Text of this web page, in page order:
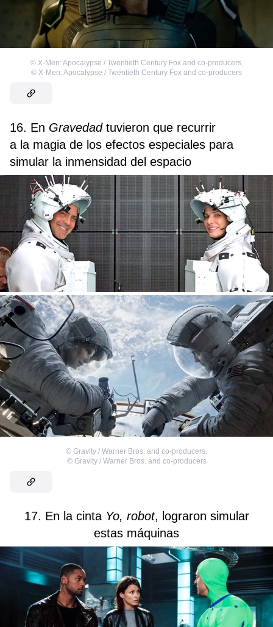
© X-Men: Apocalypse / Twentieth Century Fox and co-producers,
© X-Men: Apocalypse / Twentieth Century Fox and co-producers
16. En Gravedadtuvieron que recurrir
a la magia de los efectos especiales para
simular la inmensidad del espacio
© Gravity / Warner Bros. and co-producers
© Gravity / Warner Bros. and co-producers
17. En la cinta Yo, robot, lograron simular
estas máquinas